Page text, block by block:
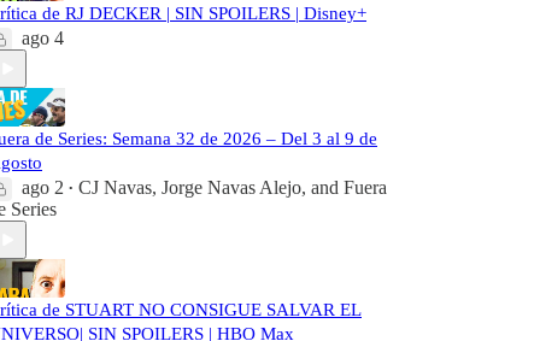
de RJ DECKER | SIN SPOILERS | Disney+
ago 4
de Series: Semana 32 de 2026 – Del 3 al 9 de
ago 2 • CJ Navas, Jorge Navas Alejo, and Fuera
Series
de STUART NO CONSIGUE SALVAR EL
SIN SPOILERS | HBO Max